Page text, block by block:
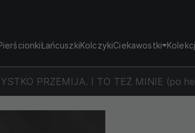
ŁańcuszkiKolczykiCiekawostki
PRZEMIJA. I TO TEŻ MINIE (po